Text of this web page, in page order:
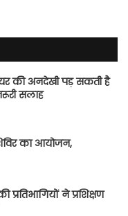
की अनदेखी पड़ सकती है
सलाह
का आयोजन,
ने प्रशिक्षण